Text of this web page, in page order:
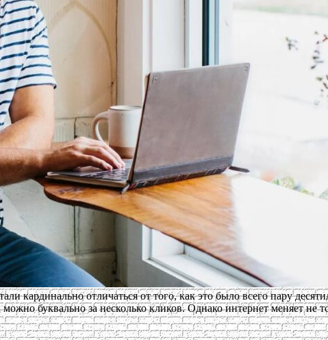
кардинально отличаться от того, как это было всего пару
буквально за несколько кликов. Однако интернет меняет не